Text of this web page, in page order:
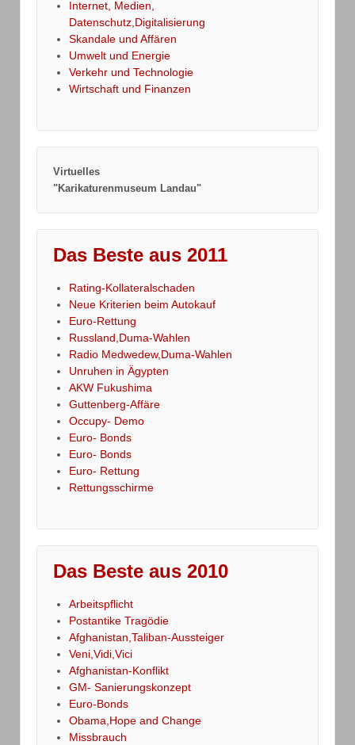
Internet, Medien,
Datenschutz,Digitalisierung
Skandale und Affären
Umwelt und Energie
Verkehr und Technologie
Wirtschaft und Finanzen
Virtuelles
"Karikaturenmuseum Landau"
Das Beste aus 2011
Rating-Kollateralschaden
Neue Kriterien beim Autokauf
Euro-Rettung
Russland,Duma-Wahlen
Radio Medwedew,Duma-Wahlen
Unruhen in Ägypten
AKW Fukushima
Guttenberg-Affäre
Occupy- Demo
Euro- Bonds
Euro- Bonds
Euro- Rettung
Rettungsschirme
Das Beste aus 2010
Arbeitspflicht
Postantike Tragödie
Afghanistan,Taliban-Aussteiger
Veni,Vidi,Vici
Afghanistan-Konflikt
GM- Sanierungskonzept
Euro-Bonds
Obama,Hope and Change
Missbrauch